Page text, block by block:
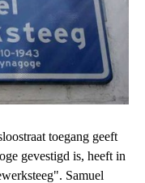
toegang geeft
gevestigd is, heeft in
Samuel